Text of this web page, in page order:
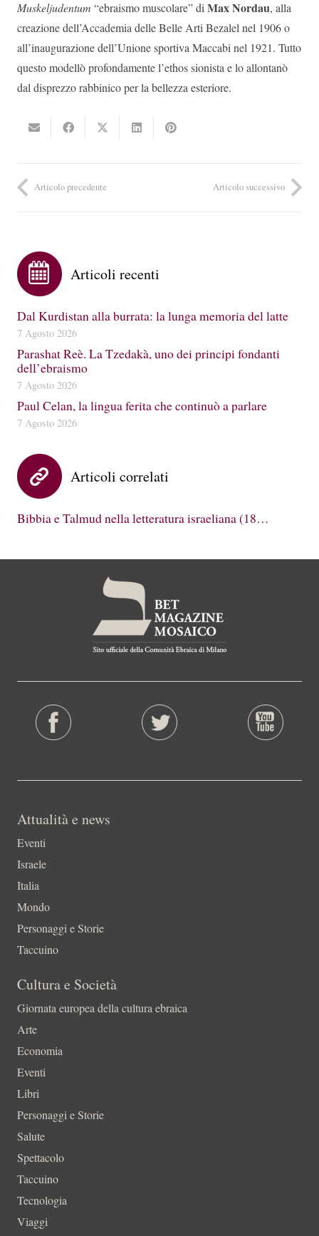
Muskeljudentum “ebraismo muscolare” diMax Nordau, alla
creazione dell’Accademia delle Belle Arti Bezalel nel 1906 o
all’inaugurazione dell’Unione sportiva Maccabi nel 1921. Tutto
questo modellò profondamente l’ethos sionista e lo allontanò
dal disprezzo rabbinico per la bellezza esteriore.
Articolo precedente Articolo successivo
Articoli recenti
Dal Kurdistan alla burrata: la lunga memoria del latte
7 Agosto 2026
Parashat Reè. La Tzedakà, uno dei principi fondanti
dell’ebraismo
7 Agosto 2026
Paul Celan, la lingua ferita che continuò a parlare
7 Agosto 2026
Articoli correlati
Bibbia e Talmud nella letteratura israeliana (18…
Attualità e news
Eventi
Israele
Italia
Mondo
Personaggi e Storie
Taccuino
Cultura e Società
Giornata europea della cultura ebraica
Arte
Economia
Eventi
Libri
Personaggi e Storie
Salute
Spettacolo
Taccuino
Tecnologia
Viaggi